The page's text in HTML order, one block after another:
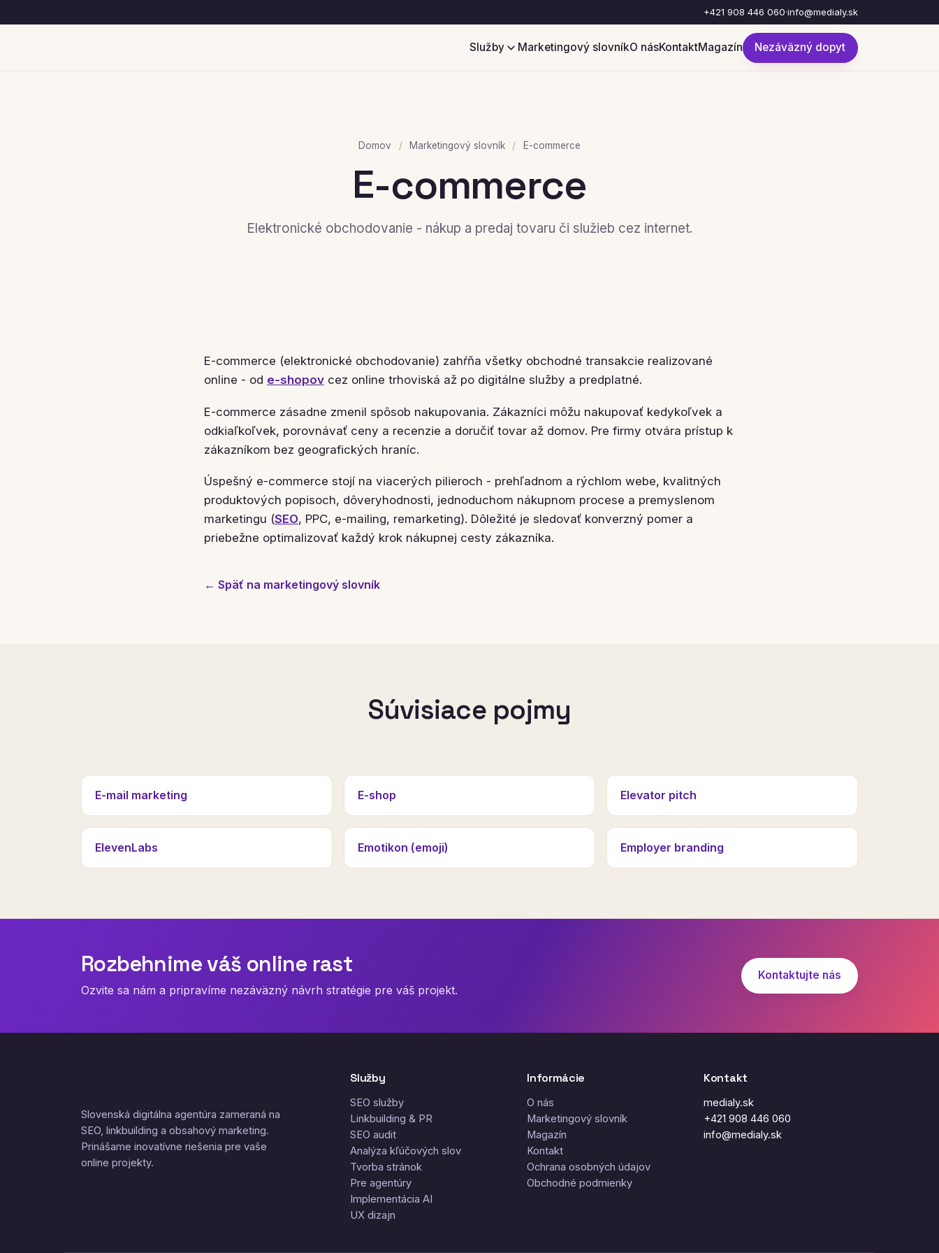
+421 908 446 060·info@medialy.sk
Služby Marketingový slovníkO násKontaktMagazín Nezáväzný dopyt
Domov / Marketingový slovník / E-commerce
E-commerce
Elektronické obchodovanie - nákup a predaj tovaru či služieb cez internet.
E-commerce (elektronické obchodovanie) zahŕňa všetky obchodné transakcie realizované
online - od e-shopov cez online trhoviská až po digitálne služby a predplatné.
E-commerce zásadne zmenil spôsob nakupovania. Zákazníci môžu nakupovať kedykoľvek a
odkiaľkoľvek, porovnávať ceny a recenzie a doručiť tovar až domov. Pre firmy otvára prístup k
zákazníkom bez geografických hraníc.
Úspešný e-commerce stojí na viacerých pilieroch - prehľadnom a rýchlom webe, kvalitných
produktových popisoch, dôveryhodnosti, jednoduchom nákupnom procese a premyslenom
marketingu (SEO, PPC, e-mailing, remarketing). Dôležité je sledovať konverzný pomer a
priebežne optimalizovať každý krok nákupnej cesty zákazníka.
← Späť na marketingový slovník
Súvisiace pojmy
E-mail marketing E-shop Elevator pitch
ElevenLabs Emotikon (emoji) Employer branding
Rozbehnime váš online rast
Ozvite sa nám a pripravíme nezáväzný návrh stratégie pre váš projekt.
Kontaktujte nás
Slovenská digitálna agentúra zameraná na
SEO, linkbuilding a obsahový marketing.
Prinášame inovatívne riešenia pre vaše
online projekty.
Služby
SEO služby
Linkbuilding & PR
SEO audit
Analýza kľúčových slov
Tvorba stránok
Pre agentúry
Implementácia AI
UX dizajn
Informácie
O nás
Marketingový slovník
Magazín
Kontakt
Ochrana osobných údajov
Obchodné podmienky
Kontakt
medialy.sk
+421 908 446 060
info@medialy.sk